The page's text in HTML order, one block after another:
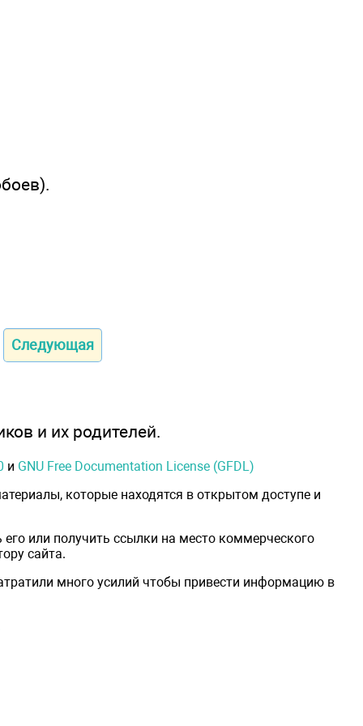
Следующая
и их родителей.
и GNU Free Documentation License (GFDL)
которые находятся в открытом доступе и
или получить ссылки на место коммерческого
сайта.
много усилий чтобы привести информацию в